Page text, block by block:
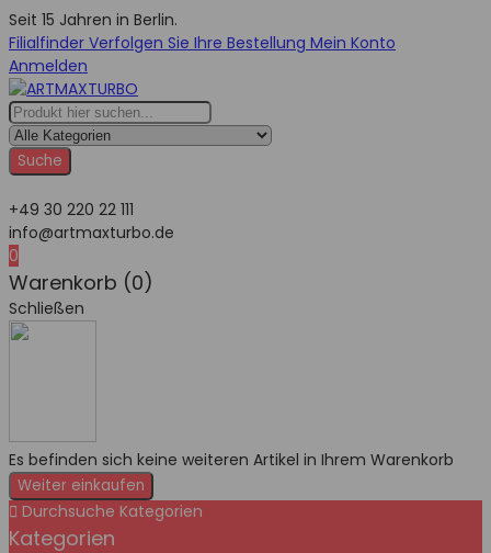
Seit 15 Jahren in Berlin.
Filialfinder Verfolgen Sie Ihre Bestellung Mein Konto
Anmelden
Suche
+49 30 220 22 111
info@artmaxturbo.de
0
Warenkorb (0)
Schließen
Es befinden sich keine weiteren Artikel in Ihrem Warenkorb
Weiter einkaufen
 Durchsuche Kategorien
Kategorien